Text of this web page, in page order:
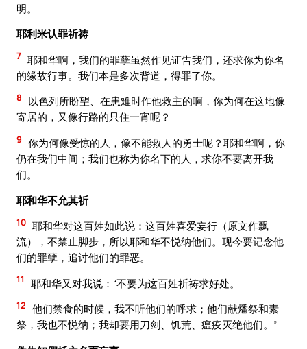
明。
耶利米认罪祈祷
7 耶和华啊，我们的罪孽虽然作见证告我们，还求你为你名
的缘故行事。我们本是多次背道，得罪了你。
8
以色列所盼望、在患难时作他救主的啊，你为何在这地像
寄居的，又像行路的只住一宵呢？
9 你为何像受惊的人，像不能救人的勇士呢？耶和华啊，你
仍在我们中间；我们也称为你名下的人，求你不要离开我
们。
耶和华不允其祈
10 耶和华对这百姓如此说：这百姓喜爱妄行（原文作飘
流），不禁止脚步，所以耶和华不悦纳他们。现今要记念他
们的罪孽，追讨他们的罪恶。
11 耶和华又对我说：“不要为这百姓祈祷求好处。
12 他们禁食的时候，我不听他们的呼求；他们献燔祭和素
祭，我也不悦纳；我却要用刀剑、饥荒、瘟疫灭绝他们。”